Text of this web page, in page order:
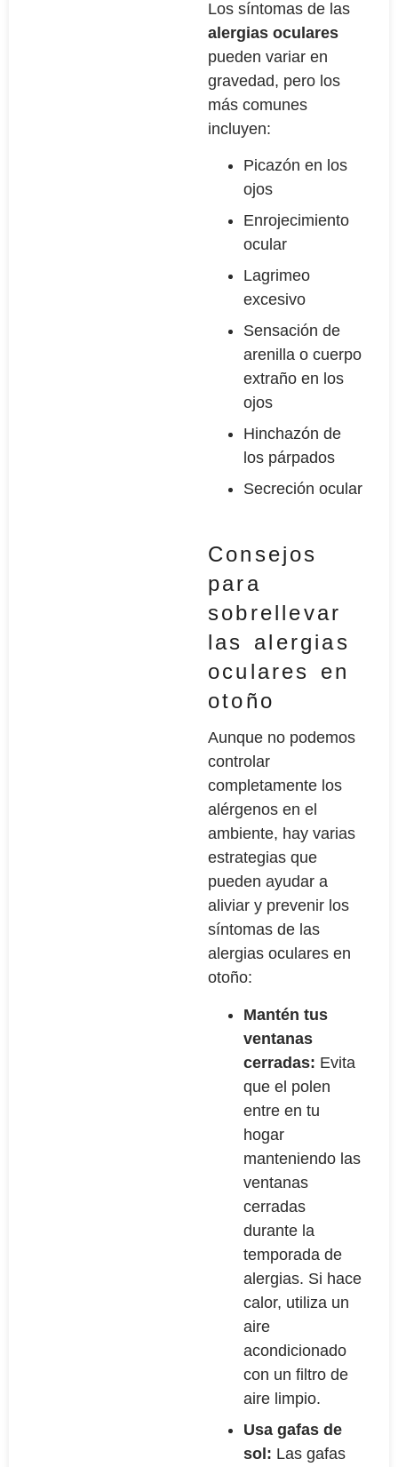
Los síntomas de las
alergias oculares
pueden variar en
gravedad, pero los
más comunes
incluyen:
Picazón en los
ojos
Enrojecimiento
ocular
Lagrimeo
excesivo
Sensación de
arenilla o cuerpo
extraño en los
ojos
Hinchazón de
los párpados
Secreción ocular
Consejos
para
sobrellevar
las alergias
oculares en
otoño
Aunque no podemos
controlar
completamente los
alérgenos en el
ambiente, hay varias
estrategias que
pueden ayudar a
aliviar y prevenir los
síntomas de las
alergias oculares en
otoño:
Mantén tus
ventanas
cerradas: Evita
que el polen
entre en tu
hogar
manteniendo las
ventanas
cerradas
durante la
temporada de
alergias. Si hace
calor, utiliza un
aire
acondicionado
con un filtro de
aire limpio.
Usa gafas de
sol: Las gafas